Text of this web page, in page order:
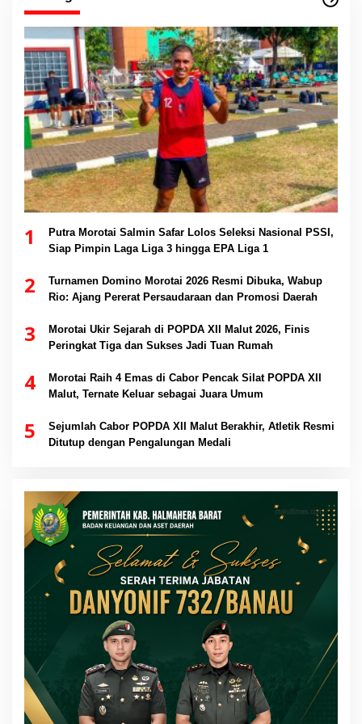
1
Putra Morotai Salmin Safar Lolos Seleksi Nasional PSSI,
Siap Pimpin Laga Liga 3 hingga EPA Liga 1
2
Turnamen Domino Morotai 2026 Resmi Dibuka, Wabup
Rio: Ajang Pererat Persaudaraan dan Promosi Daerah
3
Morotai Ukir Sejarah di POPDA XII Malut 2026, Finis
Peringkat Tiga dan Sukses Jadi Tuan Rumah
4
Morotai Raih 4 Emas di Cabor Pencak Silat POPDA XII
Malut, Ternate Keluar sebagai Juara Umum
5
Sejumlah Cabor POPDA XII Malut Berakhir, Atletik Resmi
Ditutup dengan Pengalungan Medali